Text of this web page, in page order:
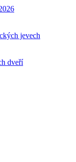
jevech
dveří